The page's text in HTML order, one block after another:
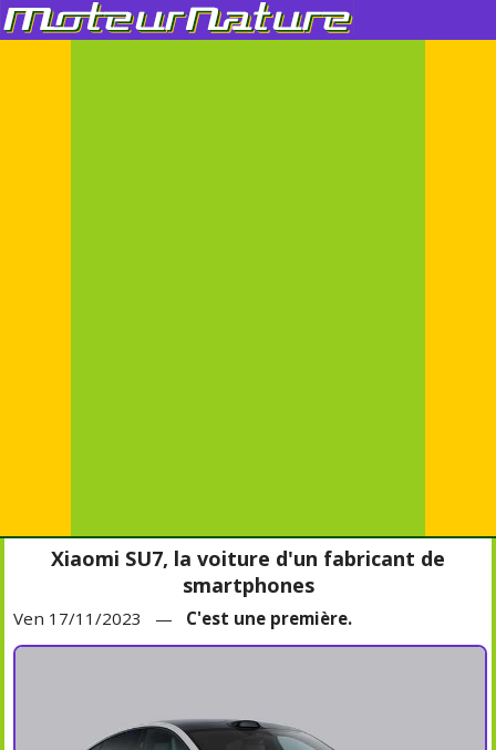
Xiaomi SU7, la voiture d'un fabricant de
smartphones
Ven 17/11/2023 — C'est une première.